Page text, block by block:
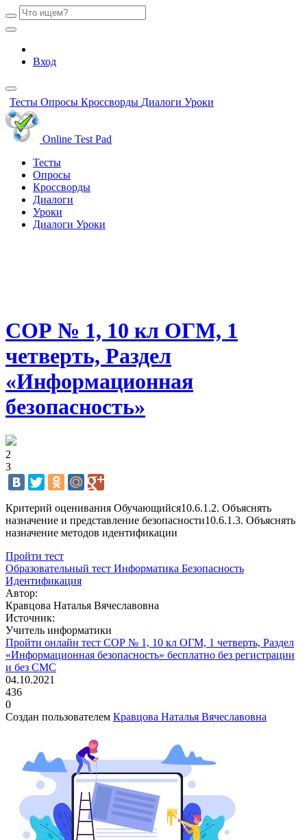
Вход
Тесты Опросы Кроссворды Диалоги Уроки
Online Test Pad
Тесты
Опросы
Кроссворды
Диалоги
Уроки
Диалоги Уроки
СОР № 1, 10 кл ОГМ, 1
четверть, Раздел
«Информационная
безопасность»
2
3
Критерий оценивания Обучающийся10.6.1.2. Объяснять
назначение и представление безопасности10.6.1.3. Объяснять
назначение методов идентификации
Пройти тест
Образовательный тест Информатика Безопасность
Идентификация
Автор:
Кравцова Наталья Вячеславовна
Источник:
Учитель информатики
Пройти онлайн тест СОР № 1, 10 кл ОГМ, 1 четверть, Раздел
«Информационная безопасность» бесплатно без регистрации
и без СМС
04.10.2021
436
0
Создан пользователем Кравцова Наталья Вячеславовна